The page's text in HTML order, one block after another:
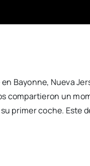
Bayonne, Nueva
compartieron un
primer coche. Este